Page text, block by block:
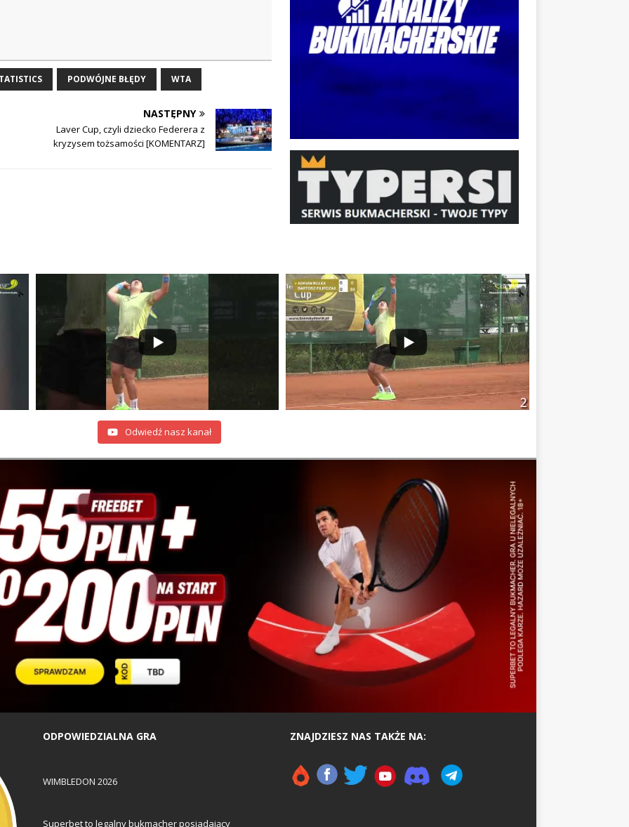
PODWÓJNE BŁĘDY WTA
NASTĘPNY
Laver Cup, czyli dziecko Federera z
kryzysem tożsamości [KOMENTARZ]
Odwiedź nasz kanał
ODPOWIEDZIALNA GRA
WIMBLEDON 2026
Superbet to legalny bukmacher posiadający
ZNAJDZIESZ NAS TAKŻE NA: